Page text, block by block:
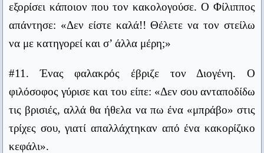
Δεν μπορείς να διδάξεις ένα καβούρι να περπατάει ευθεία.
Αριστοφάνης
Κανείς δεν μπορεί να σε υποτιμήσει χωρίς τη συγκατάθεσή
Oscar Wilde
ανώτερος δάσκαλος επιδεικνύει. Ο μεγάλος δάσκαλος
εμπνέει.
Γουίλιαμ Άρθουρ Γουόρντ
εκπαίδευση;»
#16. Ένας μοχθηρός άνθρωπος ήθελε να φυλάξει
επιγραφή που έλεγε: “Κανένα κακό να μη μπει στο
σπίτι αυτό”.
Ο Διογένης διάβασε την επιγραφή και απόρησε:
«Μα ο ιδιοκτήτης του σπιτιού από που θα μπει;»
εξορίσει κάποιον που τον κακολογούσε. Ο Φίλιππος
απάντησε: «Δεν είστε καλά!! Θέλετε να τον στείλω
να με κατηγορεί και σ’ άλλα μέρη;»
#11. Ένας φαλακρός έβριζε τον Διογένη. Ο
φιλόσοφος γύρισε και του είπε: «Δεν σου ανταποδίδω
τις βρισιές, αλλά θα ήθελα να πω ένα «μπράβο» στις
τρίχες σου, γιατί απαλλάχτηκαν από ένα κακορίζικο
κεφάλι».